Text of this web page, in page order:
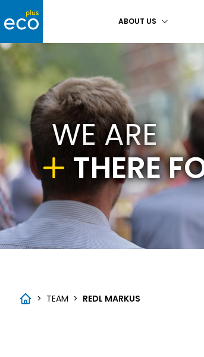
ABOUT US
WE ARE
THERE
> TEAM > REDL MARKUS